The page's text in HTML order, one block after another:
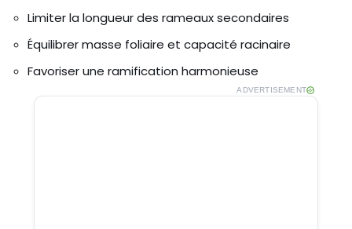
Limiter la longueur des rameaux secondaires
Équilibrer masse foliaire et capacité racinaire
Favoriser une ramification harmonieuse
ADVERTISEMENT